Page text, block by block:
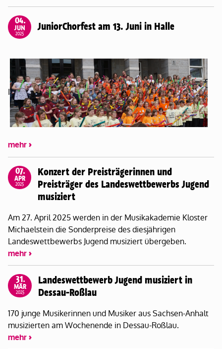
04.
JUN
2025 JuniorChorfest am 13. Juni in Halle
I
mehr
07.
APR
2025
Konzert der Preisträgerinnen und
Preisträger des Landeswettbewerbs Jugend
musiziert
Am 27. April 2025 werden in der Musikakademie Kloster
Michaelstein die Sonderpreise des diesjährigen
Landeswettbewerbs Jugend musiziert übergeben.
mehr
31.
MÄR
2025
Landeswettbewerb Jugend musiziert in
Dessau-Roßlau
170 junge Musikerinnen und Musiker aus Sachsen-Anhalt
musizierten am Wochenende in Dessau-Roßlau.
mehr